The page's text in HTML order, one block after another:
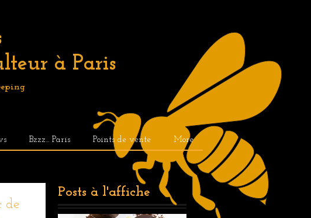
à Paris
Bzzz... Paris Points de vente More
de
Posts à l'affiche